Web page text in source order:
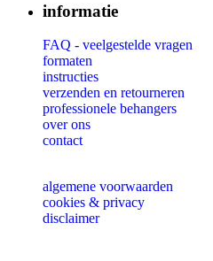
informatie
FAQ - veelgestelde vragen
formaten
instructies
verzenden en retourneren
professionele behangers
over ons
contact
algemene voorwaarden
cookies & privacy
disclaimer